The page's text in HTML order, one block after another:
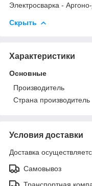
Электросварка -
Скрыть
Характеристики
Основные
Производитель
Страна производитель
Условия доставки
Доставка
Самовывоз
Транспортная